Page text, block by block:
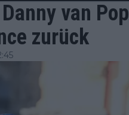
van
zurück